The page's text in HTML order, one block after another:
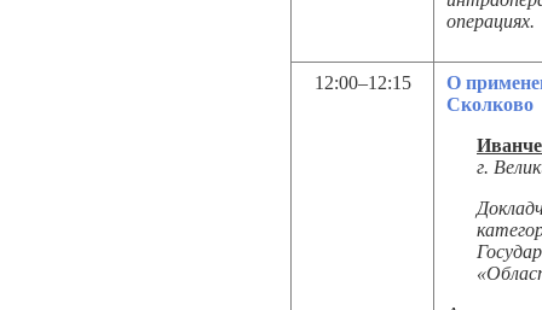
операциях.
12:00–12:15
О
Сколково
г.